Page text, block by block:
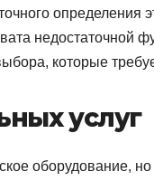
определения
недостаточной
которые
услуг
оборудование,